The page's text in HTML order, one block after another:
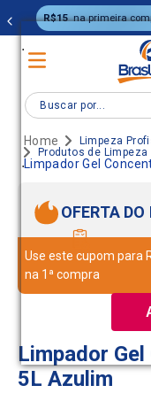
.
.
R$15 na primeira
Buscar por...
Limpeza
Produtos de Limpeza
Limpador Gel
OFERTA DO
Use este cupom para
na 1ª compra
Limpador
5L Azulim